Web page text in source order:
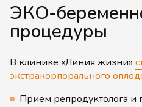
ЭКО-
процедуры
В клинике «Линия жизни»
экстракорпорального
Прием репродуктолога